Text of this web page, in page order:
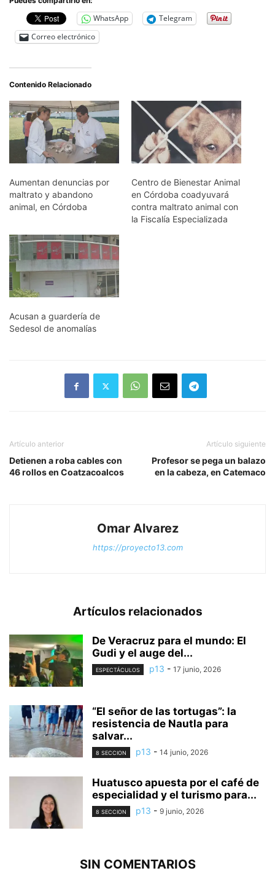
WhatsApp
Telegram
Correo electrónico
Contenido Relacionado
Aumentan denuncias por
maltrato y abandono
animal, en Córdoba
Centro de Bienestar Animal
en Córdoba coadyuvará
contra maltrato animal con
la Fiscalía Especializada
Acusan a guardería de
Sedesol de anomalías
Artículo anterior
Detienen a roba cables con
46 rollos en Coatzacoalcos
Artículo siguiente
Profesor se pega un balazo
en la cabeza, en Catemaco
Omar Alvarez
https://proyecto13.com
Artículos relacionados
De Veracruz para el mundo: El
Gudi y el auge del...
ESPECTÁCULOS p13 - 17 junio, 2026
“El señor de las tortugas”: la
resistencia de Nautla para
salvar...
8 SECCION p13 - 14 junio, 2026
Huatusco apuesta por el café de
especialidad y el turismo para...
8 SECCION p13 - 9 junio, 2026
SIN COMENTARIOS